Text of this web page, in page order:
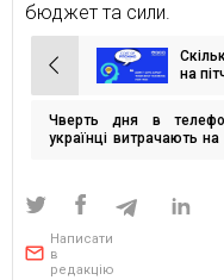
бюджет та сили.
Навігація
записів
на
Чверть дня в
українці витрачають
Написати
в
редакцію